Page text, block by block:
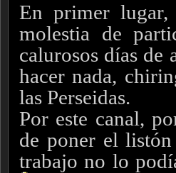
En primer lugar,
molestia de
calurosos días de
hacer nada,
las Perseidas.
Por este canal,
de poner el
trabajo no lo